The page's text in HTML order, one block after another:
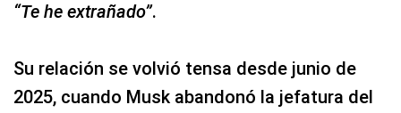
“Te he extrañado”.
Su relación se volvió tensa desde junio de
2025, cuando Musk abandonó la jefatura del